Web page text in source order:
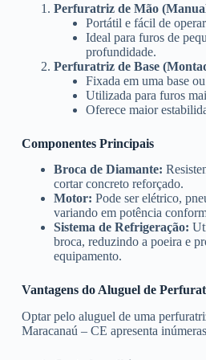
Perfuratriz de Mão
Portátil e fácil de
Ideal para furos de
profundidade.
Perfuratriz de Base
Fixada em uma base
Utilizada para furos
Oferece maior
Componentes Principais
Broca de Diamante:
cortar concreto reforçado.
Motor: Pode ser elétrico,
variando em potência
Sistema de Refrigeração:
broca, reduzindo a poeira e
equipamento.
Vantagens do Aluguel de
Optar pelo aluguel de uma
Maracanaú – CE apresenta